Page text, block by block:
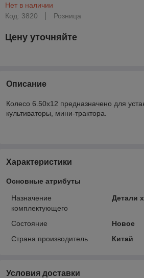
Нет в наличии
Код: 3820
Розница
Цену уточняйте
Описание
Колесо 6.50х12 предназначено для
культиваторы, мини-трактора.
Характеристики
Основные атрибуты
Назначение
комплектующего
Детали
Состояние
Новое
Страна производитель
Китай
Условия доставки